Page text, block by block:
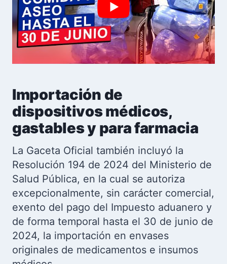
Importación de
dispositivos médicos,
gastables y para farmacia
La Gaceta Oficial también incluyó la
Resolución 194 de 2024 del Ministerio de
Salud Pública, en la cual se autoriza
excepcionalmente, sin carácter comercial,
exento del pago del Impuesto aduanero y
de forma temporal hasta el 30 de junio de
2024, la importación en envases
originales de medicamentos e insumos